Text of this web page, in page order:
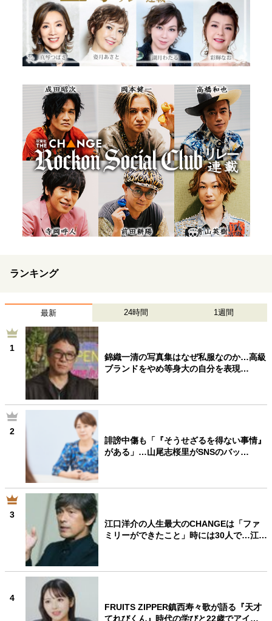
ランキング
最新 24時間 1週間
1
錦織一清の写真集はなぜ私服なのか…高級
ブランドをやめ等身大の自分を表現…
2
誹謗中傷も「『そうせざるを得ない事情』
がある」…山尾志桜里がSNSのバッ…
3
江口洋介の人生最大のCHANGEは「ファ
ミリーができたこと」時には30人で…江…
4
FRUITS ZIPPER鎮西寿々歌が語る『天才
てれびくん』時代の学びと22歳でアイ…